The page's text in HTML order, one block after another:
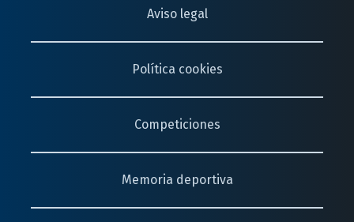
Aviso legal
Política cookies
Competiciones
Memoria deportiva